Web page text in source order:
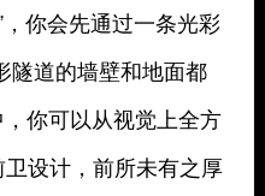
你会先通过一条光彩
隧道的墙壁和地面都
你可以从视觉上全方
设计，前所未有之厚